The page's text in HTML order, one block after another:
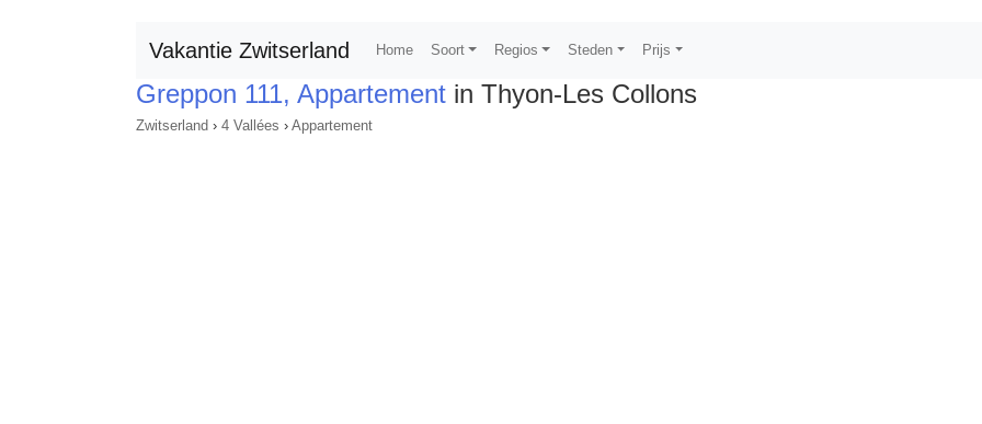
Vakantie Zwitserland Home Soort Regios Steden Prijs
Greppon 111, Appartement in Thyon-Les Collons
Zwitserland › 4 Vallées › Appartement